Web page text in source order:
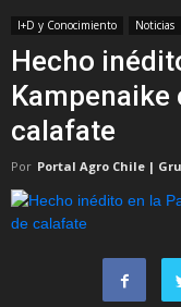
I+D y Conocimiento Noticias
Hecho
Kampenaike
calafate
Por Portal Agro Chile |